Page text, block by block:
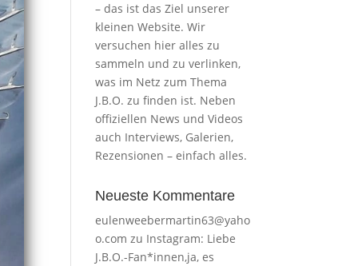
– das ist das Ziel unserer
kleinen Website. Wir
versuchen hier alles zu
sammeln und zu verlinken,
was im Netz zum Thema
J.B.O. zu finden ist. Neben
offiziellen News und Videos
auch Interviews, Galerien,
Rezensionen – einfach alles.
Neueste Kommentare
eulenweebermartin63@yaho
o.com zu Instagram: Liebe
J.B.O.-Fan*innen,ja, es